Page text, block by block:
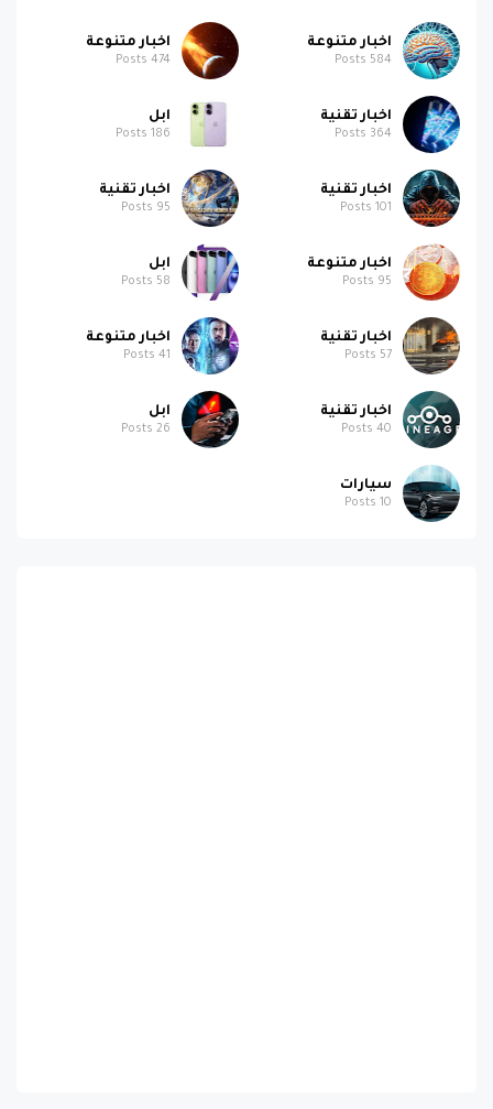
اخبار متنوعة
584
اخبار متنوعة
474
اخبار تقنية
364
ابل
186
اخبار تقنية
101
اخبار تقنية
95
اخبار متنوعة
95
ابل
58
اخبار تقنية
57
اخبار متنوعة
41
اخبار تقنية
40
ابل
26
سيارات
10